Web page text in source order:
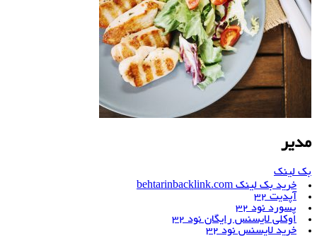
مدیر
بک لینک
خرید بک لینک behtarinbacklink.com
آپدیت 32
پسورد نود 32
اوکلی لایسنس رایگان نود 32
خرید لایسنس نود 32